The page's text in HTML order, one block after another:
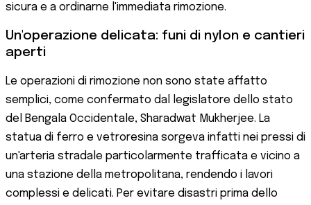
sicura e a ordinarne l'immediata rimozione.
Un'operazione delicata: funi di nylon e cantieri
aperti
Le operazioni di rimozione non sono state affatto
semplici, come confermato dal legislatore dello stato
del Bengala Occidentale, Sharadwat Mukherjee. La
statua di ferro e vetroresina sorgeva infatti nei pressi di
un'arteria stradale particolarmente trafficata e vicino a
una stazione della metropolitana, rendendo i lavori
complessi e delicati. Per evitare disastri prima dello